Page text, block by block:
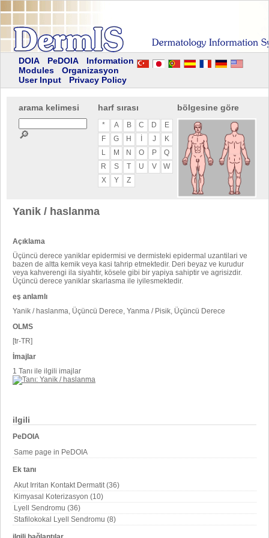
DOIA PeDOIA
Information
Modules
Organizasyon
User Input
Privacy Policy
arama kelimesi
🔎
harf sırası
* A B C D
E
F
G H J
K
L
M N O P
Q
R
S T U V
W
X
Y Z
bölgesine göre
ilgili
PeDOIA
Same page in PeDOIA
Ek tanı
Akut Irritan Kontakt Dermatit (36)
Kimyasal Koterizasyon (10)
Lyell Sendromu (36)
Stafilokokal Lyell Sendromu (8)
Yanik / haslanma
Açıklama
Üçüncü derece yaniklar epidermisi ve dermisteki epidermal uzantilari ve
bazen de altta kemik veya kasi tahrip etmektedir. Deri beyaz ve kurudur
veya kahverengi ila siyahtir, kösele gibi bir yapiya sahiptir ve agrisizdir.
Üçüncü derece yaniklar skarlasma ile iyilesmektedir.
eş anlamlı
Yanik / haslanma, Üçüncü Derece, Yanma / Pisik, Üçüncü Derece
OLMS
[tr-TR]
İmajlar
1 Tanı ile ilgili imajlar